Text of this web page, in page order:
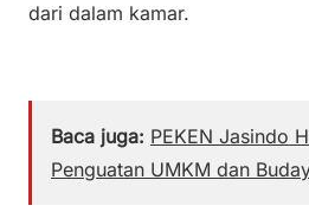
dari dalam kamar.
Baca juga: PEKEN Jasindo
Penguatan UMKM dan